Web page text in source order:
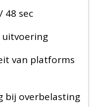
48 sec
uitvoering
van platforms
bij overbelasting